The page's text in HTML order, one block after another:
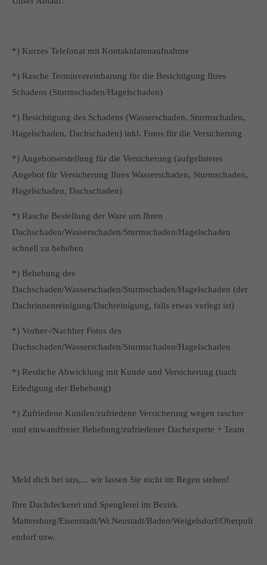
*) Kurzes Telefonat mit Kontaktdatenaufnahme
*) Rasche Terminvereinbarung für die Besichtigung Ihres
Schadens (Sturmschaden/Hagelschaden)
*) Besichtigung des Schadens (Wasserschaden, Sturmschaden,
Hagelschaden, Dachschaden) inkl. Fotos für die Versicherung
*) Angebotserstellung für die Versicherung (aufgelistetes
Angebot für Versicherung Ihres Wasserschaden, Sturmschaden,
Hagelschaden, Dachschaden)
*) Rasche Bestellung der Ware um Ihren
Dachschaden/Wasserschaden/Sturmschaden/Hagelschaden
schnell zu beheben
*) Behebung des
Dachschaden/Wasserschaden/Sturmschaden/Hagelschaden (der
Dachrinnenreinigung/Dachreinigung, falls etwas verlegt ist)
*) Vorher-/Nachher Fotos des
Dachschaden/Wasserschaden/Sturmschaden/Hagelschaden
*) Restliche Abwicklung mit Kunde und Versicherung (nach
Erledigung der Behebung)
*) Zufriedene Kunden/zufriedene Versicherung wegen rascher
und einwandfreier Behebung/zufriedener Dachexperte + Team
Meld dich bei uns,... wir lassen Sie nicht im Regen stehen!
Ihre Dachdeckerei und Spenglerei im Bezirk
Mattersburg/Eisenstadt/Wr.Neustadt/Baden/Weigelsdorf/Oberpull
endorf usw.